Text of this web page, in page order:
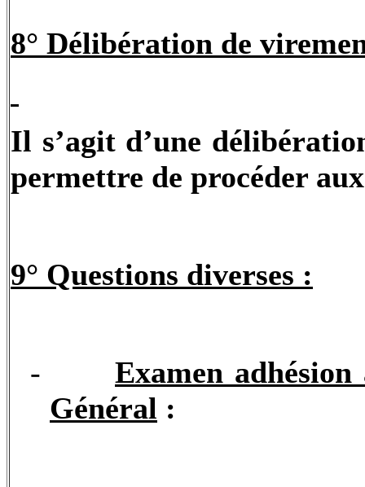
8° Délibération de
Il s’agit d’une
permettre de procéder
9° Questions diverses :
-
Examen
Général :